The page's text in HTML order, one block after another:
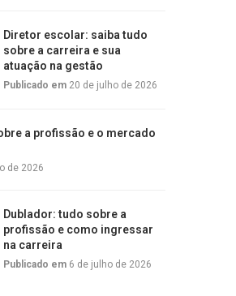
Diretor escolar: saiba tudo
sobre a carreira e sua
atuação na gestão
Publicado em 20 de julho de 2026
a profissão e o mercado
de 2026
Dublador: tudo sobre a
profissão e como ingressar
na carreira
Publicado em 6 de julho de 2026